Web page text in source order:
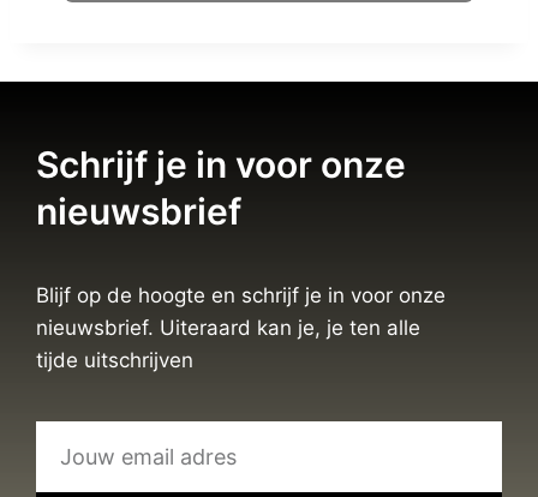
Schrijf je in voor onze
nieuwsbrief
Blijf op de hoogte en schrijf je in voor onze
nieuwsbrief. Uiteraard kan je, je ten alle
tijde uitschrijven